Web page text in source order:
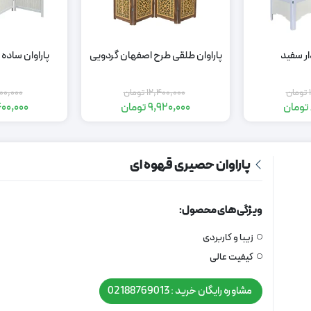
سفید
تومان
تومان
پاراوان طلقی طرح اصفهان گردویی
12,400,000تومان
تومان
بود.
9,920,000تومان
تومان.
پاراوان
پاراوان حصیری قهوه ای
ویژگی های محصول:
زیبا و کاربردی
کیفیت عالی
مشاوره رایگان خرید : 02188769013